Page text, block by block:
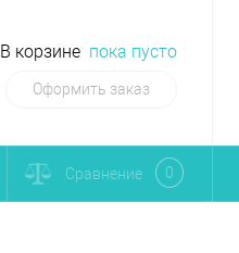
В корзине пока пусто
Оформить заказ
Сравнение 0